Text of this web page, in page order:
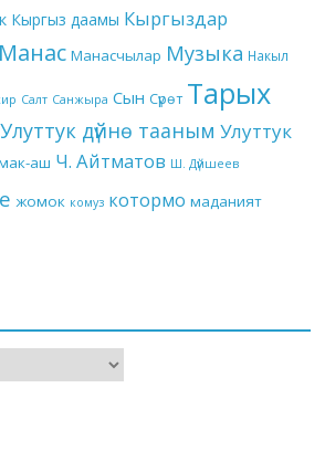
Кыргыз даамы Кыргыздар
Манас Манасчылар Музыка Накыл
Салт Санжыра Сын Сүрөт Тарых
Улуттук дүйнө тааным Улуттук
аш Ч. Айтматов Ш. Дүйшеев
жомок комуз котормо маданият